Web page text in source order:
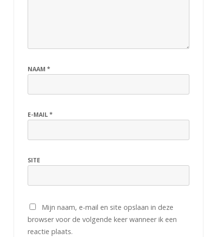
NAAM *
E-MAIL*
SITE
Mijn naam, e-mail en site opslaan in deze
browser voor de volgende keer wanneer ik een
reactie plaats.